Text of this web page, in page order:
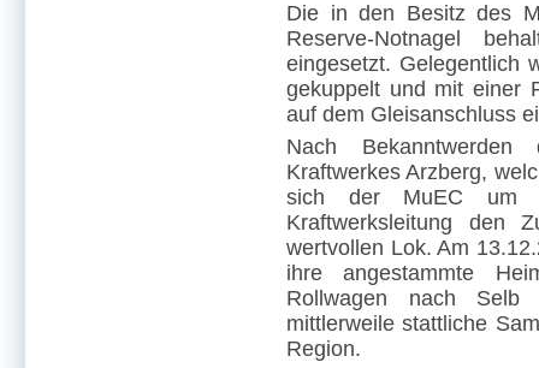
Die in den Besitz des
Reserve-Notnagel
eingesetzt. Gelegentlich
gekuppelt und mit einer
auf dem Gleisanschluss
Nach Bekanntwerden
Kraftwerkes Arzberg,
sich der MuEC um
Kraftwerksleitung den
wertvollen Lok. Am
ihre angestammte
Rollwagen nach
mittlerweile stattliche
Region.